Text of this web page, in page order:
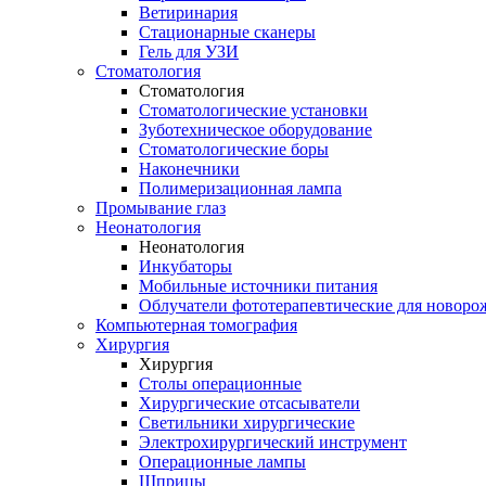
Ветиринария
Стационарные сканеры
Гель для УЗИ
Стоматология
Стоматология
Стоматологические установки
Зуботехническое оборудование
Стоматологические боры
Наконечники
Полимеризационная лампа
Промывание глаз
Неонатология
Неонатология
Инкубаторы
Мобильные источники питания
Облучатели фототерапевтические для
Компьютерная томография
Хирургия
Хирургия
Столы операционные
Хирургические отсасыватели
Светильники хирургические
Электрохирургический инструмент
Операционные лампы
Шприцы